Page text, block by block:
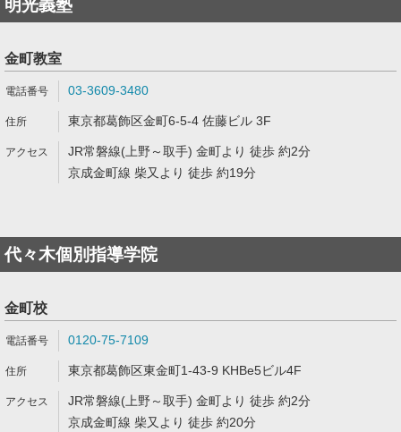
明光義塾
金町教室
03-3609-3480
東京都葛飾区金町6-5-4 佐藤ビル 3F
JR常磐線(上野～取手) 金町より 徒歩 約2分
京成金町線 柴又より 徒歩 約19分
代々木個別指導学院
金町校
0120-75-7109
東京都葛飾区東金町1-43-9 KHBe5ビル4F
JR常磐線(上野～取手) 金町より 徒歩 約2分
京成金町線 柴又より 徒歩 約20分